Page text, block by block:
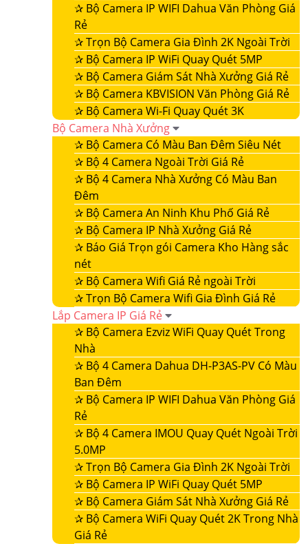
✰ Bộ Camera IP WIFI Dahua Văn Phòng Giá
Rẻ
✰Trọn Bộ Camera Gia Đình 2K Ngoài Trời
✰ Bộ Camera IP WiFi Quay Quét 5MP
✰ Bộ Camera Giám Sát Nhà Xưởng Giá Rẻ
✰ Bộ Camera KBVISION Văn Phòng Giá Rẻ
✰ Bộ Camera Wi-Fi Quay Quét 3K
Bộ Camera Nhà Xưởng
✰ Bộ Camera Có Màu Ban Đêm Siêu Nét
✰ Bộ 4 Camera Ngoài Trời Giá Rẻ
✰ Bộ 4 Camera Nhà Xưởng Có Màu Ban
Đêm
✰ Bộ Camera An Ninh Khu Phố Giá Rẻ
✰ Bộ Camera IP Nhà Xưởng Giá Rẻ
✰ Báo Giá Trọn gói Camera Kho Hàng sắc
nét
✰ Bộ Camera Wifi Giá Rẻ ngoài Trời
✰Trọn Bộ Camera Wifi Gia Đình Giá Rẻ
Lắp Camera IP Giá Rẻ
✰ Bộ Camera Ezviz WiFi Quay Quét Trong
Nhà
✰ Bộ 4 Camera Dahua DH-P3AS-PV Có Màu
Ban Đêm
✰ Bộ Camera IP WIFI Dahua Văn Phòng Giá
Rẻ
✰ Bộ 4 Camera IMOU Quay Quét Ngoài Trời
5.0MP
✰Trọn Bộ Camera Gia Đình 2K Ngoài Trời
✰ Bộ Camera IP WiFi Quay Quét 5MP
✰ Bộ Camera Giám Sát Nhà Xưởng Giá Rẻ
✰ Bộ Camera WiFi Quay Quét 2K Trong Nhà
Giá Rẻ